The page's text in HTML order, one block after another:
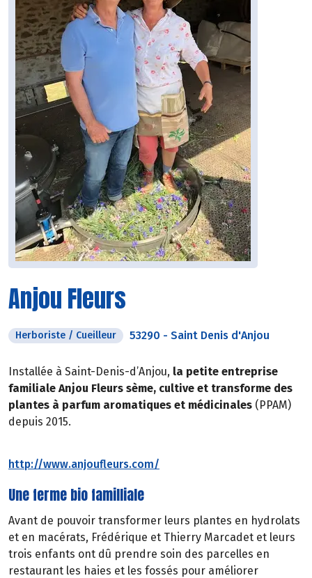
Anjou Fleurs
Herboriste / Cueilleur 53290 - Saint Denis d'Anjou
Installée à Saint-Denis-d’Anjou, la petite entreprise
familiale Anjou Fleurs sème, cultive et transforme des
plantes à parfum aromatiques et médicinales (PPAM)
depuis 2015.
http://www.anjoufleurs.com/
Une ferme bio familliale
Avant de pouvoir transformer leurs plantes en hydrolats
et en macérats, Frédérique et Thierry Marcadet et leurs
trois enfants ont dû prendre soin des parcelles en
restaurant les haies et les fossés pour améliorer